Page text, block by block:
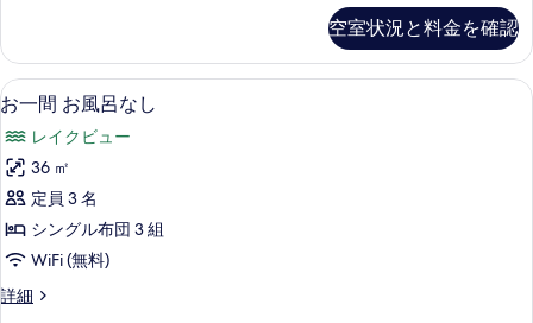
を
表
示
す
る
細
空室状況と料金を確認
お
一
間
お
風
呂
な
し
お一間 お風呂なし | セーフティボッ
5
お一間 お風呂なし
レイクビュー
36 ㎡
定員 3 名
シングル布団 3 組
WiFi (無料)
詳細
お